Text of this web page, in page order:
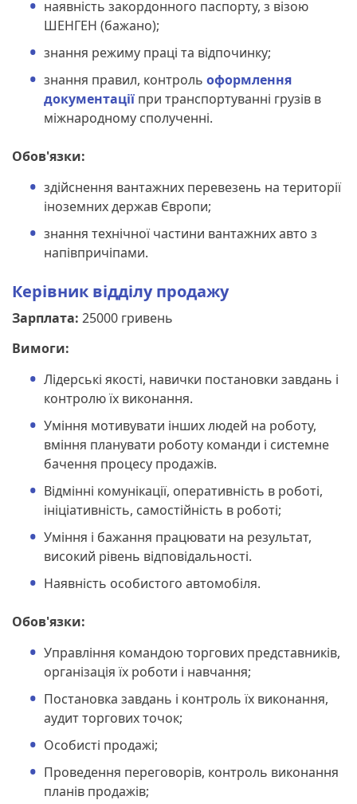
наявність закордонного паспорту, з візою
ШЕНГЕН (бажано);
знання режиму праці та відпочинку;
знання правил, контроль оформлення
документації при транспортуванні грузів в
міжнародному сполученні.
Обов'язки:
здійснення вантажних перевезень на території
іноземних держав Європи;
знання технічної частини вантажних авто з
напівпричіпами.
Керівник відділу продажу
Зарплата: 25000 гривень
Вимоги:
Лідерські якості, навички постановки завдань і
контролю їх виконання.
Уміння мотивувати інших людей на роботу,
вміння планувати роботу команди і системне
бачення процесу продажів.
Відмінні комунікації, оперативність в роботі,
ініціативність, самостійність в роботі;
Уміння і бажання працювати на результат,
високий рівень відповідальності.
Наявність особистого автомобіля.
Обов'язки:
Управління командою торгових представників,
організація їх роботи і навчання;
Постановка завдань і контроль їх виконання,
аудит торгових точок;
Особисті продажі;
Проведення переговорів, контроль виконання
планів продажів;